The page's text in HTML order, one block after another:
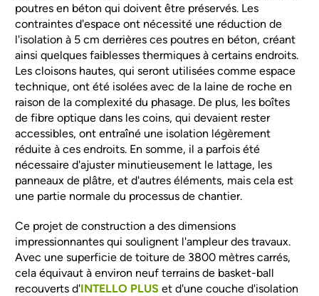
poutres en béton qui doivent être préservés. Les
contraintes d'espace ont nécessité une réduction de
l'isolation à 5 cm derrières ces poutres en béton, créant
ainsi quelques faiblesses thermiques à certains endroits.
Les cloisons hautes, qui seront utilisées comme espace
technique, ont été isolées avec de la laine de roche en
raison de la complexité du phasage. De plus, les boîtes
de fibre optique dans les coins, qui devaient rester
accessibles, ont entraîné une isolation légèrement
réduite à ces endroits. En somme, il a parfois été
nécessaire d'ajuster minutieusement le lattage, les
panneaux de plâtre, et d'autres éléments, mais cela est
une partie normale du processus de chantier.
Ce projet de construction a des dimensions
impressionnantes qui soulignent l'ampleur des travaux.
Avec une superficie de toiture de 3800 mètres carrés,
cela équivaut à environ neuf terrains de basket-ball
recouverts d'INTELLO PLUS et d'une couche d'isolation